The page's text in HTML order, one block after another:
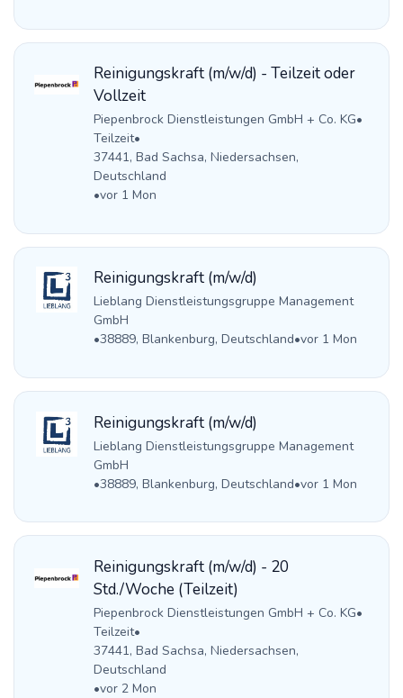
Reinigungskraft (m/w/d) - Teilzeit oder
Vollzeit
Piepenbrock Dienstleistungen GmbH + Co. KG•
Teilzeit•
37441, Bad Sachsa, Niedersachsen,
Deutschland
•vor 1 Mon
Reinigungskraft (m/w/d)
Lieblang Dienstleistungsgruppe Management
GmbH
•38889, Blankenburg, Deutschland•vor 1 Mon
Reinigungskraft (m/w/d)
Lieblang Dienstleistungsgruppe Management
GmbH
•38889, Blankenburg, Deutschland•vor 1 Mon
Reinigungskraft (m/w/d) - 20
Std./Woche (Teilzeit)
Piepenbrock Dienstleistungen GmbH + Co. KG•
Teilzeit•
37441, Bad Sachsa, Niedersachsen,
Deutschland
•vor 2 Mon